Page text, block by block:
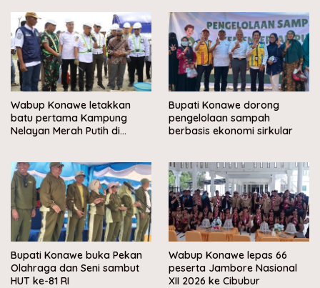
Wabup Konawe letakkan
batu pertama Kampung
Nelayan Merah Putih di
Bupati Konawe dorong
pengelolaan sampah
berbasis ekonomi sirkular
Bupati Konawe buka Pekan
Olahraga dan Seni sambut
HUT ke-81 RI
Wabup Konawe lepas 66
peserta Jambore Nasional
XII 2026 ke Cibubur